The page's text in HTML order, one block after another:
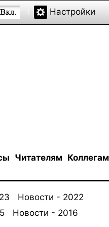
Настройки
Читателям Коллегам
Новости - 2022
Новости - 2016